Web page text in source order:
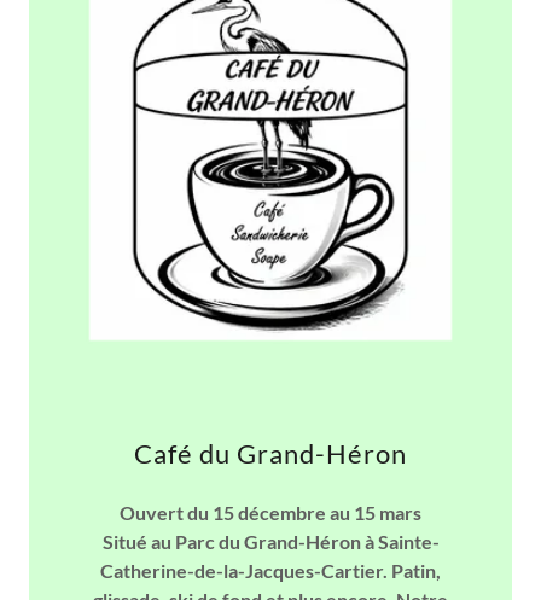
Café du Grand-Héron
Ouvert du 15 décembre au 15 mars
Situé au Parc du Grand-Héron à Sainte-
Catherine-de-la-Jacques-Cartier. Patin,